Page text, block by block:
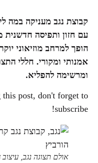
קבוצת נגב מעניקה במה
עם חזון ותפיסה חדשנית
הופך למרחב מוזיאוני
אמנותי ומקורי. חללי
ומרשימה להפליא.
this post, don't forget to
subscribe!
אולם תצוגה נגב, עיצוב